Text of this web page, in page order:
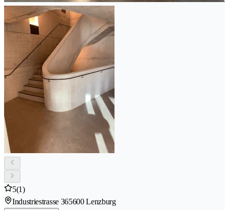
5(1)
Industriestrasse 365600 Lenzburg